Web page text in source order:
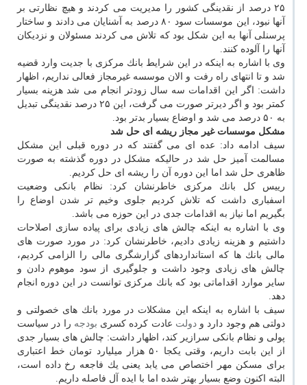
۲۵ درصد از نقدینگی كشور را مدیریت می كردند و هیچ نظارتی بر
آنها نبود، این موسسات سود ۸۰ درصد به آشنایان می دادند و ساختار
پرسنلی آنها به این شكل بود كه تلاش می كردند مسئولان و نزدیكان
آنها را آلوده كنند.
وی با اشاره به اینكه در این شرایط بانك مركزی با جدیت وارد قضیه
شد و تا انتهای راه رفت و الان موسسه غیرمجاز فعالی نداریم، اظهار
داشت: اگر این اقدامات سه سال زودتر انجام می شد هزینه بسیار
كمتر بود و اگر دیرتر صورت می گرفت، این ۲۵ درصد نقدینگی تبدیل
به ۵۰ درصد می شد و اوضاع بسیار بدتر بود.
مشكل موسسات غیر مجاز ریشه ای حل شد
سیف ادامه داد: عده ای می گفتند كه در دوره قبلی این مشكل
مسالمت آمیز حل شد در حالیكه مشكل در دوره گذشته به صورت
ظاهری حل شد اما این دوره آن را ریشه ای حل كردیم.
رییس كل بانك مركزی خاطرنشان كرد: نظام بانكی وضعیت
اسفباری داشت كه تلاش كردیم جلوی وخیم تر شدن اوضاع را
بگیریم اما نیاز به اقدامات جدی در این حوزه می باشد.
وی با اشاره به اینكه چالش های زیادی برای پیاده سازی اصلاحات
داشتیم و هزینه زیادی دادیم، خاطرنشان كرد: در مورد صورت های
مالی بانك ها كه استانداردهای گزارشگری مالی را الزامی كردیم،
چالش های زیادی وجود داشت و جلوگیری از سود موهوم دادن و
سایر موارد اقداماتی بود كه بانك مركزی توانست در این دوره انجام
دهد.
سیف با اشاره به اینكه این مشكلات در مورد بانك های خصولتی و
دولتی هم وجود دارد ودولت عادت كرده كسری بودجه را در سیاست
پولی و نظام بانكی سرازیر كند، اظهار داشت: چالش های بسیار جدی
از این بابت داریم، وقتی یكجا ۵۰ هزار میلیارد تومان خط اعتباری
برای مسكن مهر اختصاص می یابد یعنی یك فاجعه رخ داده است،
البته اكنون وضع بسیار بهتر شده اما با ایده آل فاصله داریم.